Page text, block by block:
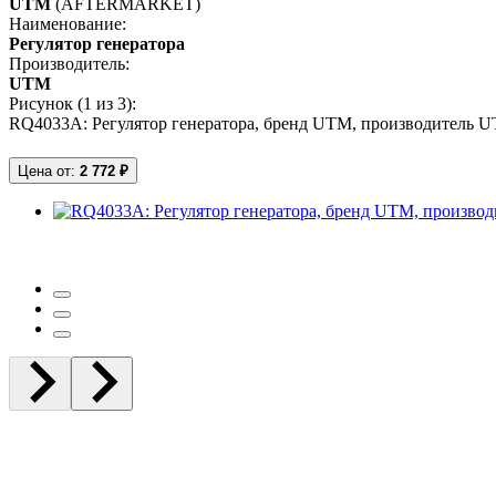
Наименование:
Регулятор генератора
Производитель:
UTM
Рисунок (1 из 3):
RQ4033A: Регулятор генератора, бренд UTM, производитель
Цена от: 2 772 ₽